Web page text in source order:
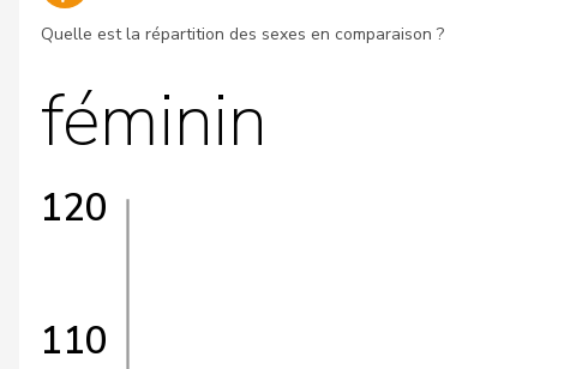
Quelle est la répartition des sexes en comparaison ?
féminin
110
120